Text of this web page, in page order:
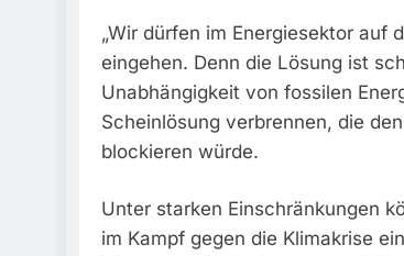
„Wir dürfen im Energiesektor auf
eingehen. Denn die Lösung ist
Unabhängigkeit von fossilen
Scheinlösung verbrennen, die
blockieren würde.
Unter starken Einschränkungen
im Kampf gegen die Klimakrise